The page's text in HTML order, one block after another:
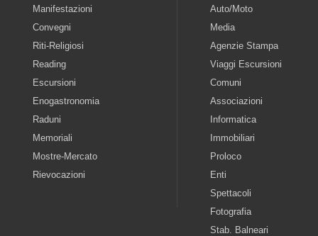
Manifestazioni
Convegni
Riti-Religiosi
Reading
Escursioni
Enogastronomia
Raduni
Memoriali
Mostre-Mercato
Rievocazioni
Auto/Moto
Media
Agenzie Stampa
Viaggi Escursioni
Comuni
Associazioni
Informatica
Immobiliari
Proloco
Enti
Spettacoli
Fotografia
Stab. Balneari